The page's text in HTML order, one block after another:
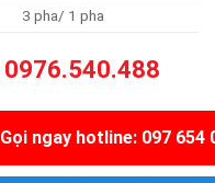
3 pha/ 1 pha
0976.540.488
Gọi ngay hotline: 097 654